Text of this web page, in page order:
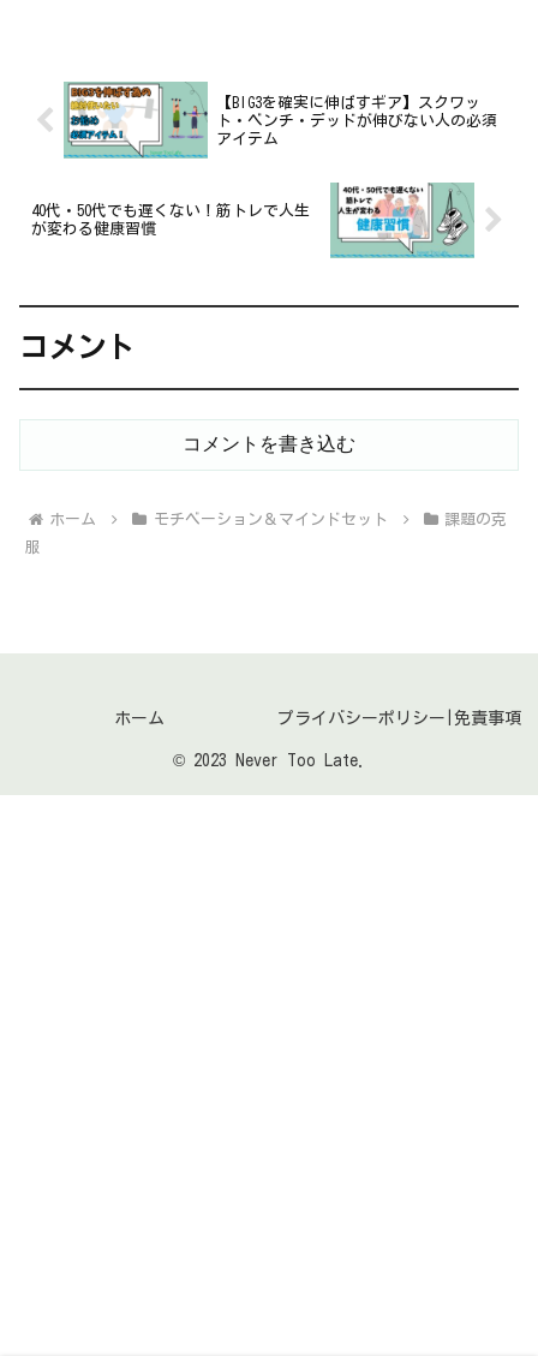
【BIG3を確実に伸ばすギア】スクワッ
ト・ベンチ・デッドが伸びない人の必須
アイテム
40代・50代でも遅くない！筋トレで人生
が変わる健康習慣
コメント
コメントを書き込む
ホーム モチベーション＆マインドセット
課題の克
服
ホーム プライバシーポリシー|免責事項
© 2023 Never Too Late.